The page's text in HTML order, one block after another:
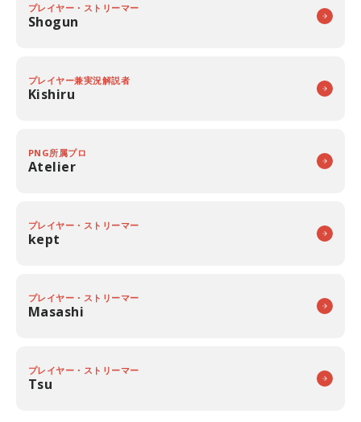
プレイヤー・ストリーマー
Shogun
プレイヤー兼実況解説者
Kishiru
PNG所属プロ
Atelier
プレイヤー・ストリーマー
kept
プレイヤー・ストリーマー
Masashi
プレイヤー・ストリーマー
Tsu